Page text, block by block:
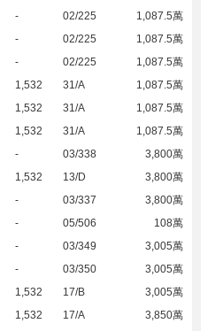
- 02/225
1,087.5萬
- 02/225
1,087.5萬
- 02/225
1,087.5萬
1,532 31/A
1,087.5萬
1,532 31/A
1,087.5萬
1,532 31/A
1,087.5萬
- 03/338
3,800萬
1,532 13/D
3,800萬
- 03/337
3,800萬
- 05/506
108萬
- 03/349
3,005萬
- 03/350
3,005萬
1,532 17/B
3,005萬
1,532 17/A
3,850萬